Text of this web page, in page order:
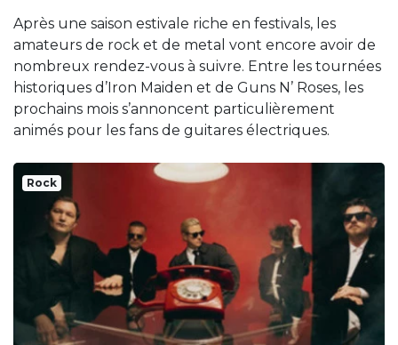
Après une saison estivale riche en festivals, les
amateurs de rock et de metal vont encore avoir de
nombreux rendez-vous à suivre. Entre les tournées
historiques d’Iron Maiden et de Guns N’ Roses, les
prochains mois s’annoncent particulièrement
animés pour les fans de guitares électriques.
Rock